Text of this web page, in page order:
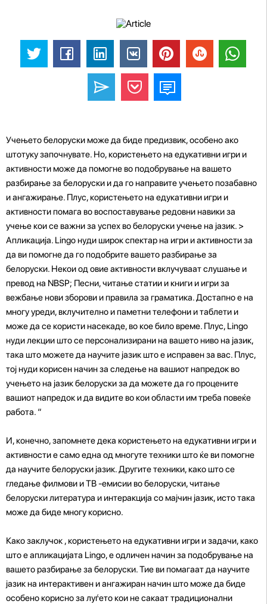
Учењето белоруски може да биде предизвик, особено ако
штотуку започнувате. Но, користењето на едукативни игри и
активности може да помогне во подобрување на вашето
разбирање за белоруски и да го направите учењето позабавно
и ангажирање. Плус, користењето на едукативни игри и
активности помага во воспоставување редовни навики за
учење кои се важни за успех во белоруски учење на јазик. >
Апликација. Lingo нуди широк спектар на игри и активности за
да ви помогне да го подобрите вашето разбирање за
белоруски. Некои од овие активности вклучуваат слушање и
превод на NBSP; Песни, читање статии и книги и игри за
вежбање нови зборови и правила за граматика. Достапно е на
многу уреди, вклучително и паметни телефони и таблети и
може да се користи насекаде, во кое било време. Плус, Lingo
нуди лекции што се персонализирани на вашето ниво на јазик,
така што можете да научите јазик што е исправен за вас. Плус,
тој нуди корисен начин за следење на вашиот напредок во
учењето на јазик белоруски за да можете да го процените
вашиот напредок и да видите во кои области им треба повеќе
работа. “
И, конечно, запомнете дека користењето на едукативни игри и
активности е само една од многуте техники што ќе ви помогне
да научите белоруски јазик. Другите техники, како што се
гледање филмови и ТВ -емисии во белоруски, читање
белоруски литература и интеракција со мајчин јазик, исто така
може да биде многу корисно.
Како заклучок , користењето на едукативни игри и задачи, како
што е апликацијата Lingo, е одличен начин за подобрување на
вашето разбирање за белоруски. Тие ви помагаат да научите
јазик на интерактивен и ангажиран начин што може да биде
особено корисно за луѓето кои не сакаат традиционални